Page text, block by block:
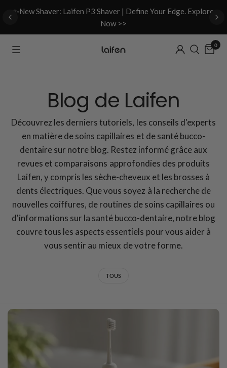
✨New Shaver: Laifen P3 Shaver | Define Your Edge. Explore
Now >>
0
Blog de Laifen
Découvrez les derniers tutoriels, les conseils d'experts
en matière de soins capillaires et de santé bucco-
dentaire sur notre blog. Restez informé grâce aux
revues et comparaisons approfondies des produits
Laifen, y compris les sèche-cheveux et les brosses à
dents électriques. Que vous soyez à la recherche de
nouvelles coiffures, de routines de soins capillaires ou
d'informations sur la santé bucco-dentaire, notre blog
couvre tous les aspects essentiels pour vous aider à
vous sentir au mieux de votre forme.
TOUS